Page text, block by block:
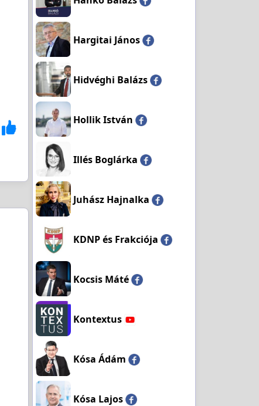
Hargitai János
Hidvéghi Balázs
Hollik István
Illés Boglárka
Juhász Hajnalka
KDNP és Frakciója
Kocsis Máté
Kontextus
Kósa Ádám
Kósa Lajos